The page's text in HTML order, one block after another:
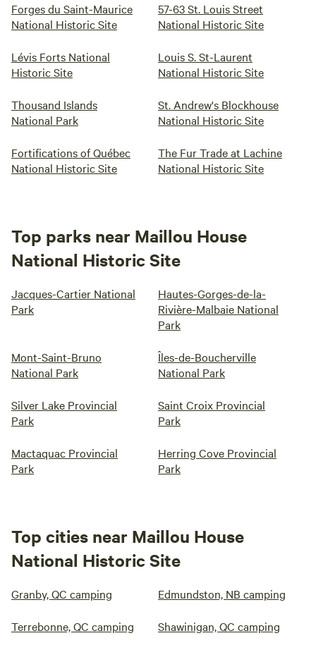
Forges du Saint-Maurice
National Historic Site
57-63 St. Louis Street
National Historic Site
Lévis Forts National
Historic Site
Louis S. St-Laurent
National Historic Site
Thousand Islands
National Park
St. Andrew's Blockhouse
National Historic Site
Fortifications of Québec
National Historic Site
The Fur Trade at Lachine
National Historic Site
Top parks near Maillou House
National Historic Site
Jacques-Cartier National
Park
Hautes-Gorges-de-la-
Rivière-Malbaie National
Park
Mont-Saint-Bruno
National Park
Îles-de-Boucherville
National Park
Silver Lake Provincial
Park
Saint Croix Provincial
Park
Mactaquac Provincial
Park
Herring Cove Provincial
Park
Top cities near Maillou House
National Historic Site
Granby, QC camping Edmundston, NB camping
Terrebonne, QC camping Shawinigan, QC camping